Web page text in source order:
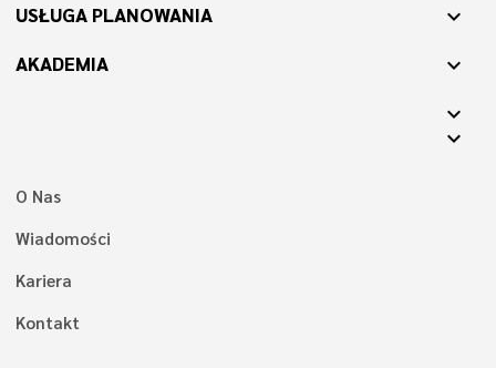
USŁUGA PLANOWANIA expand_more
AKADEMIA
expand_more
expand_more
expand_more
O Nas
Wiadomości
Kariera
Kontakt